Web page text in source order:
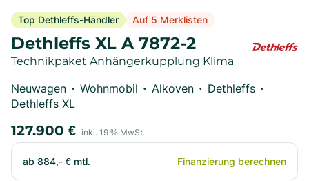
Top Dethleffs-Händler Auf 5 Merklisten
Dethleffs XL A 7872-2
Technikpaket Anhängerkupplung Klima
Neuwagen • Wohnmobil • Alkoven • Dethleffs •
Dethleffs XL
127.900 € inkl. 19 % MwSt.
ab 884,- € mtl. Finanzierung berechnen